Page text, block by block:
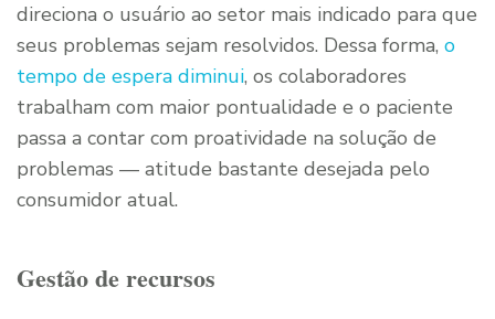
direciona o usuário ao setor mais indicado para que
seus problemas sejam resolvidos. Dessa forma, o
tempo de espera diminui, os colaboradores
trabalham com maior pontualidade e o paciente
passa a contar com proatividade na solução de
problemas — atitude bastante desejada pelo
consumidor atual.
Gestão de recursos